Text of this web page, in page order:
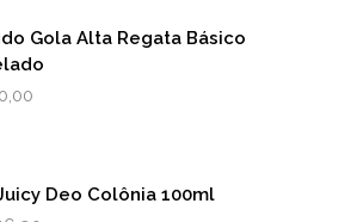
na
Gola Alta Regata Básico
Deo Colônia 100ml